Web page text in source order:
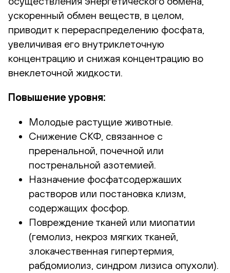
ускоренный обмен веществ, в целом,
приводит к перераспределению фосфата,
увеличивая его внутриклеточную
концентрацию и снижая концентрацию во
внеклеточной жидкости.
Повышение уровня:
Молодые растущие животные.
Снижение СКФ, связанное с
преренальной, почечной или
постренальной азотемией.
Назначение фосфатсодержаших
растворов или постановка клизм,
содержащих фосфор.
Повреждение тканей или миопатии
(гемолиз, некроз мягких тканей,
злокачественная гипертермия,
рабдомиолиз, синдром лизиса опухоли).